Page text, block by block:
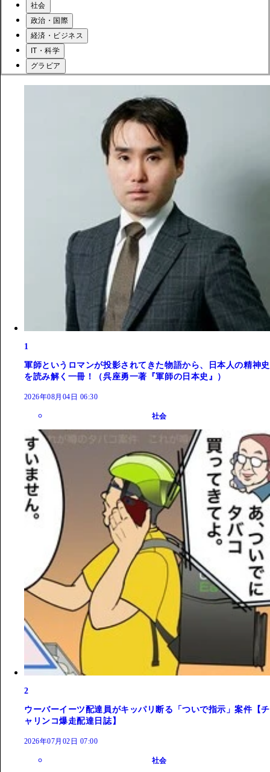
社会
政治・国際
経済・ビジネス
IT・科学
グラビア
1
軍師というロマンが投影されてきた物語から、日本人の精神史
を読み解く一冊！（呉座勇一著『軍師の日本史』）
2026年08月04日 06:30
社会
2
ウーバーイーツ配達員がキッパリ断る「ついで指示」案件【チ
ャリンコ爆走配達日誌】
2026年07月02日 07:00
社会